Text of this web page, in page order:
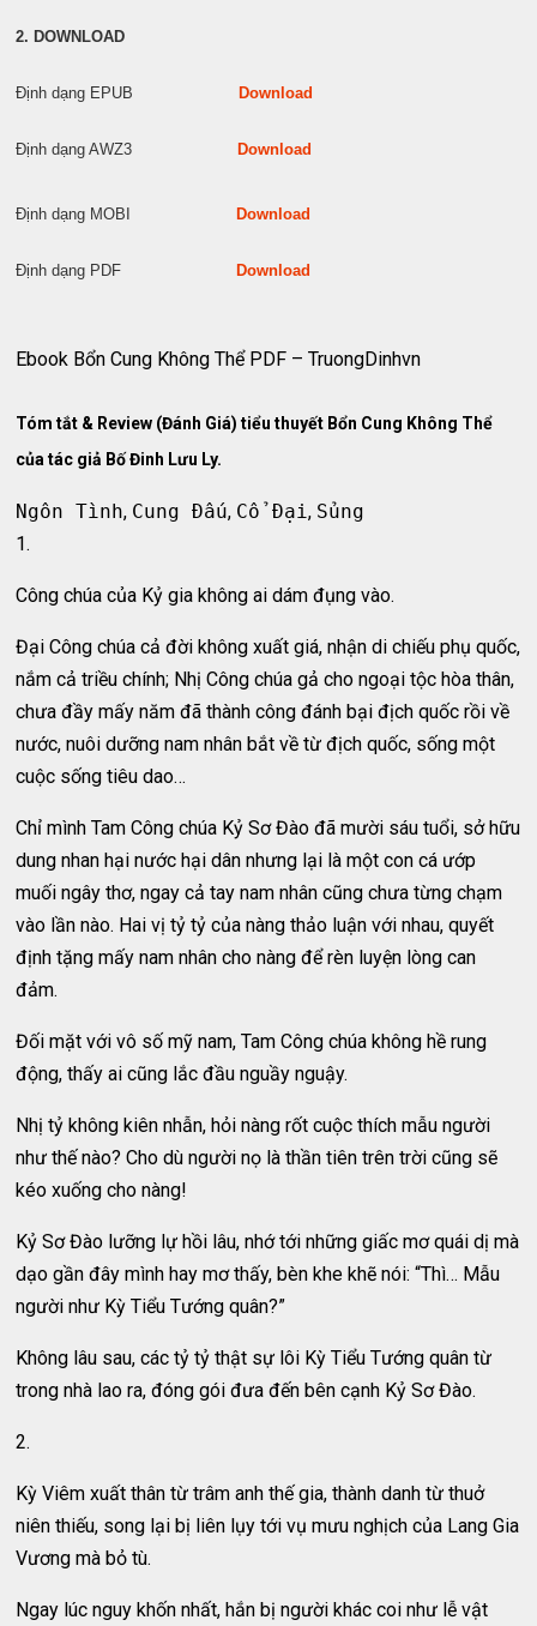
2. DOWNLOAD
Định dạng EPUB Download
Định dạng AWZ3 Download
Định dạng MOBI Download
Định dạng PDF Download
Ebook Bổn Cung Không Thể PDF – TruongDinhvn
Tóm tắt & Review (Đánh Giá) tiểu thuyết Bổn Cung Không Thể
của tác giả Bố Đinh Lưu Ly.
Ngôn Tình, Cung Đấu, Cổ Đại, Sủng
1.
Công chúa của Kỷ gia không ai dám đụng vào.
Đại Công chúa cả đời không xuất giá, nhận di chiếu phụ quốc,
nắm cả triều chính; Nhị Công chúa gả cho ngoại tộc hòa thân,
chưa đầy mấy năm đã thành công đánh bại địch quốc rồi về
nước, nuôi dưỡng nam nhân bắt về từ địch quốc, sống một
cuộc sống tiêu dao…
Chỉ mình Tam Công chúa Kỷ Sơ Đào đã mười sáu tuổi, sở hữu
dung nhan hại nước hại dân nhưng lại là một con cá ướp
muối ngây thơ, ngay cả tay nam nhân cũng chưa từng chạm
vào lần nào. Hai vị tỷ tỷ của nàng thảo luận với nhau, quyết
định tặng mấy nam nhân cho nàng để rèn luyện lòng can
đảm.
Đối mặt với vô số mỹ nam, Tam Công chúa không hề rung
động, thấy ai cũng lắc đầu nguầy nguậy.
Nhị tỷ không kiên nhẫn, hỏi nàng rốt cuộc thích mẫu người
như thế nào? Cho dù người nọ là thần tiên trên trời cũng sẽ
kéo xuống cho nàng!
Kỷ Sơ Đào lưỡng lự hồi lâu, nhớ tới những giấc mơ quái dị mà
dạo gần đây mình hay mơ thấy, bèn khe khẽ nói: “Thì… Mẫu
người như Kỳ Tiểu Tướng quân?”
Không lâu sau, các tỷ tỷ thật sự lôi Kỳ Tiểu Tướng quân từ
trong nhà lao ra, đóng gói đưa đến bên cạnh Kỷ Sơ Đào.
2.
Kỳ Viêm xuất thân từ trâm anh thế gia, thành danh từ thuở
niên thiếu, song lại bị liên lụy tới vụ mưu nghịch của Lang Gia
Vương mà bỏ tù.
Ngay lúc nguy khốn nhất, hắn bị người khác coi như lễ vật